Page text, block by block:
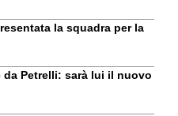
la squadra per la
da Petrelli: sarà lui il nuovo